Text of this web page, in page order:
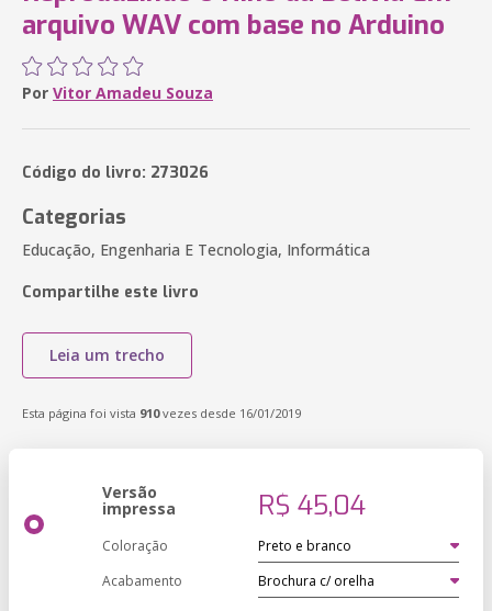
arquivo WAV com base no Arduino
Por Vitor Amadeu Souza
Código do livro: 273026
Categorias
Educação, Engenharia E Tecnologia, Informática
Compartilhe este livro
Leia um trecho
Esta página foi vista 910vezes desde 16/01/2019
Versão
impressa R$ 45,04
Coloração
Acabamento